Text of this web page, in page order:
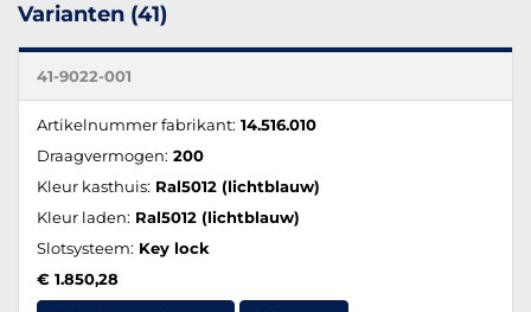
Varianten (41)
41-9022-001
Artikelnummer fabrikant: 14.516.010
Draagvermogen: 200
Kleur kasthuis: Ral5012 (lichtblauw)
Kleur laden: Ral5012 (lichtblauw)
Slotsysteem: Key lock
€ 1.850,28